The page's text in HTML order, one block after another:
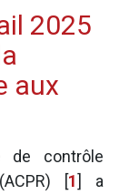
2025
aux
de contrôle
[1]
a